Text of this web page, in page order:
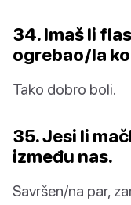
34. Imaš li
ogrebao/la
Tako dobro boli.
35. Jesi li
između nas.
Savršen/na par,